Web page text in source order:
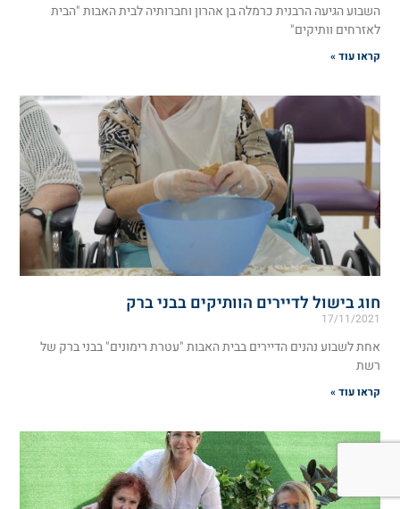
השבוע הגיעה הרבנית כרמלה בן אהרון וחברותיה לבית האבות "הבית
לאזרחים וותיקים"
קראו עוד »
חוג בישול לדיירים הוותיקים בבני ברק
17/11/2021
אחת לשבוע נהנים הדיירים בבית האבות "עטרת רימונים" בבני ברק של
רשת
קראו עוד »